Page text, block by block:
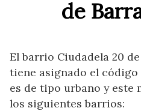
de
El barrio Ciudadela 20
tiene asignado el código
es de tipo urbano y este
los siguientes barrios: